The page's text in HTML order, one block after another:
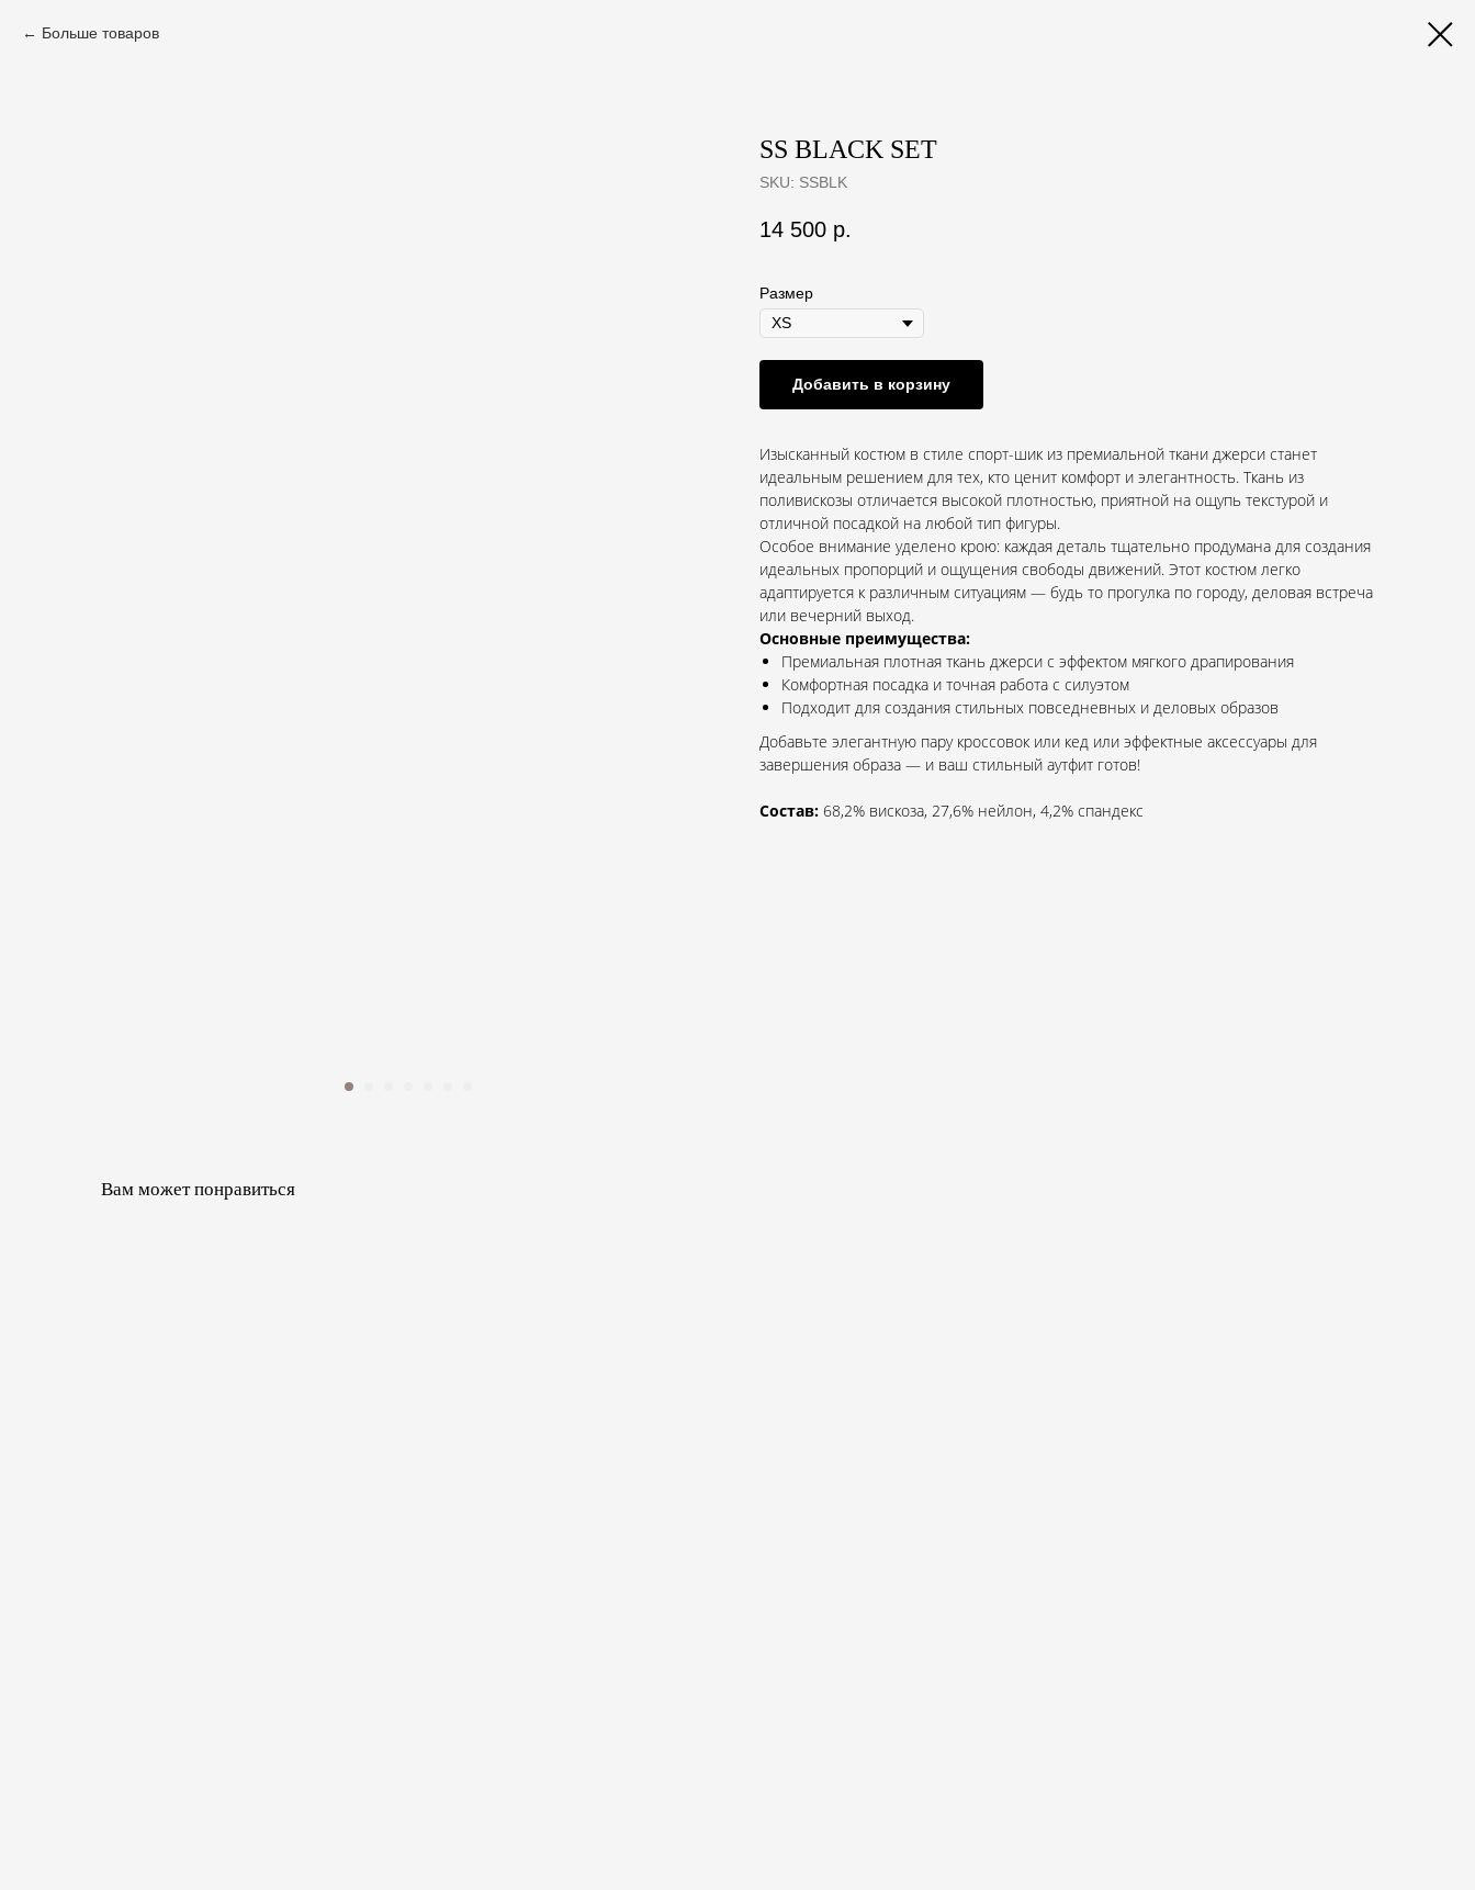
Больше товаров
SS BLACK SET
SKU: SSBLK
14 500 р.
Размер
Добавить в корзину
Изысканный костюм в стиле спорт-шик из премиальной ткани джерси станет
идеальным решением для тех, кто ценит комфорт и элегантность. Ткань из
поливискозы отличается высокой плотностью, приятной на ощупь текстурой и
отличной посадкой на любой тип фигуры.
Особое внимание уделено крою: каждая деталь тщательно продумана для создания
идеальных пропорций и ощущения свободы движений. Этот костюм легко
адаптируется к различным ситуациям — будь то прогулка по городу, деловая встреча
или вечерний выход.
Основные преимущества:
Премиальная плотная ткань джерси с эффектом мягкого драпирования
Комфортная посадка и точная работа с силуэтом
Подходит для создания стильных повседневных и деловых образов
Добавьте элегантную пару кроссовок или кед или эффектные аксессуары для
завершения образа — и ваш стильный аутфит готов!
Состав: 68,2% вискоза, 27,6% нейлон, 4,2% спандекс
Вам может понравиться